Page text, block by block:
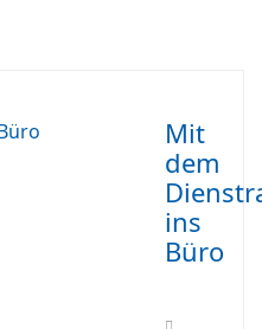
Mit
dem
ins
Büro